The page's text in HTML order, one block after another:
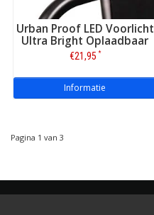
Urban Proof LED Voorlicht
Ultra Bright Oplaadbaar
€21,95 *
Informatie
Pagina 1 van 3